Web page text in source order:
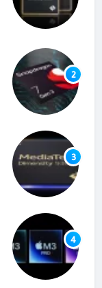
2
3
4